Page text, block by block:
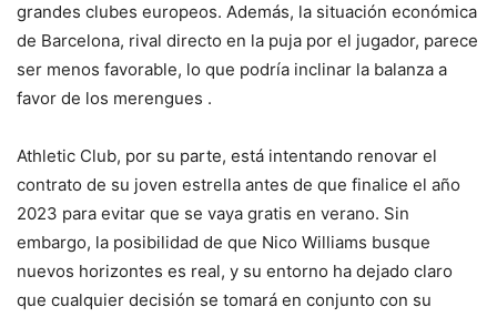
grandes clubes europeos. Además, la situación económica
de Barcelona, rival directo en la puja por el jugador, parece
ser menos favorable, lo que podría inclinar la balanza a
favor de los merengues​ ​.
Athletic Club, por su parte, está intentando renovar el
contrato de su joven estrella antes de que finalice el año
2023 para evitar que se vaya gratis en verano. Sin
embargo, la posibilidad de que Nico Williams busque
nuevos horizontes es real, y su entorno ha dejado claro
que cualquier decisión se tomará en conjunto con su